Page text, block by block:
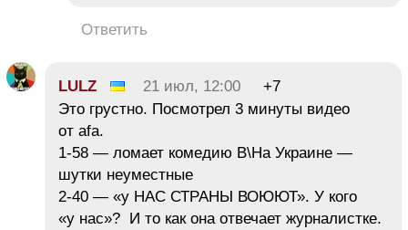
Ответить
LULZ 21 июл, 12:00
+7
Это грустно. Посмотрел 3 минуты видео
от afa.
1-58 — ломает комедию В\На Украине —
шутки неуместные
2-40 — «у НАС СТРАНЫ ВОЮЮТ». У кого
«у нас»? И то как она отвечает журналистке.